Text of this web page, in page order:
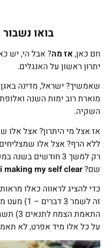
בואו
חם כאן,אז מה? אבל הי, יש
יתרון ראשון על האנגלים.
שאמשיך? ישראל, מדינה
מוארת רוב ימות השנה
השקיה.
אז אצל מי היתרון? אצל אלו
ללא הרף? אצל אלו
רק למשך 3 חודשים
שם?making my self clear
כדי להציג לראווה כאלו
על כל אלו מיד אפרט, לא